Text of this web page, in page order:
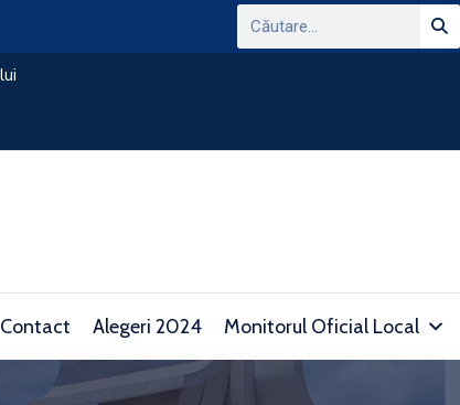
Contact Alegeri 2024 Monitorul Oficial Local